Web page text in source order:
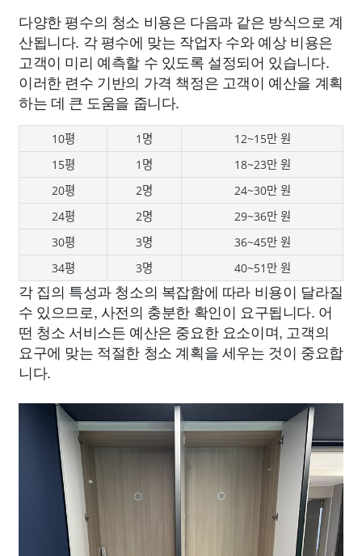
다양한 평수의 청소 비용은 다음과 같은 방식으로 계
산됩니다. 각 평수에 맞는 작업자 수와 예상 비용은
고객이 미리 예측할 수 있도록 설정되어 있습니다.
이러한 련수 기반의 가격 책정은 고객이 예산을 계획
하는 데 큰 도움을 줍니다.
10평 1명
12~15만 원
15평
1명
18~23만 원
20평
2명
24~30만 원
24평
2명
29~36만 원
30평
3명
36~45만 원
34평
3명 40~51만 원
각 집의 특성과 청소의 복잡함에 따라 비용이 달라질
수 있으므로, 사전의 충분한 확인이 요구됩니다. 어
떤 청소 서비스든 예산은 중요한 요소이며, 고객의
요구에 맞는 적절한 청소 계획을 세우는 것이 중요합
니다.